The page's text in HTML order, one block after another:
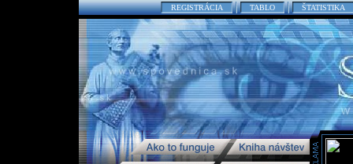
REGISTRÁCIA TABLO ŠTATISTIKA